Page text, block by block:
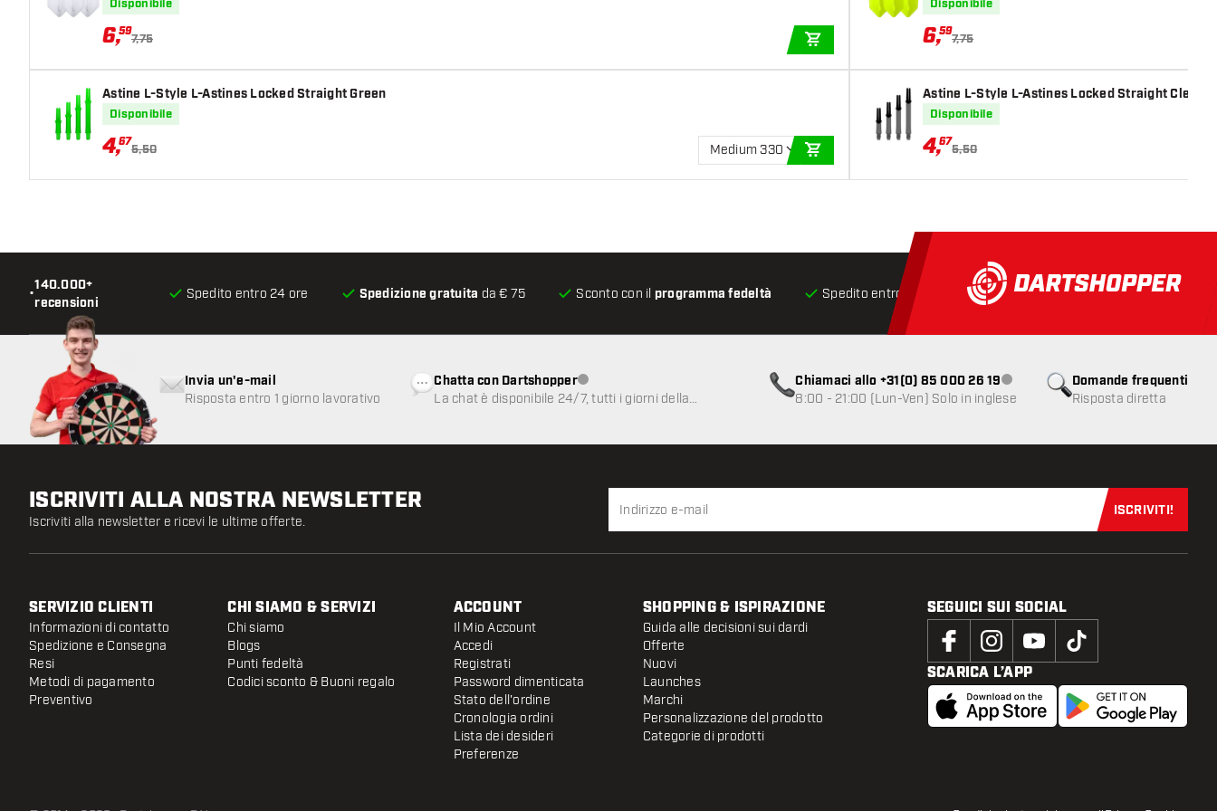
Disponibile
6,59
7,75
AGGIUNGI AL CARRELLO
Astine L-Style L-Astines Locked Straight Green
Disponibile
4,67
5,50 Medium 330
AGGIUNGI AL CARRELLO
Disponibile
6,59
7,75
Astine L-Style L-Astines Locked Straight Clear
Disponibile
4,67
5,50
•
140.000+
recensioni
Spedito entro 24 ore Spedizione gratuita da € 75 Sconto con il programma fedeltà Spedito entro 24 ore Spedizione gratuitada € 75
Domande frequenti
Risposta diretta
Invia un'e-mail
Risposta entro 1 giorno lavorativo
Chatta con DartshopperServizio clienti non disponibile
La chat è disponibile 24/7, tutti i giorni della
Chiamaci allo +31(0) 85 000 26 19Servizio clienti non disponibile
8:00 - 21:00 (Lun-Ven) Solo in inglese
ISCRIVITI ALLA NOSTRA NEWSLETTER
Iscriviti alla newsletter e ricevi le ultime offerte.
Iscriviti
ISCRIVITI!
SERVIZIO CLIENTI
Informazioni di contatto
Spedizione e Consegna
Resi
Metodi di pagamento
Preventivo
CHI SIAMO & SERVIZI
Chi siamo
Blogs
Punti fedeltà
Codici sconto & Buoni regalo
ACCOUNT
Il Mio Account
Accedi
Registrati
Password dimenticata
Stato dell'ordine
Cronologia ordini
Lista dei desideri
Preferenze
SHOPPING & ISPIRAZIONE
Guida alle decisioni sui dardi
Offerte
Nuovi
Launches
Marchi
Personalizzazione del prodotto
Categorie di prodotti
SEGUICI SUI SOCIAL
SCARICA L’APP